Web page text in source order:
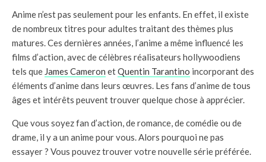
Anime n’est pas seulement pour les enfants. En effet, il existe
de nombreux titres pour adultes traitant des thèmes plus
matures. Ces dernières années, l’anime a même influencé les
films d’action, avec de célèbres réalisateurs hollywoodiens
tels que James Cameron etQuentin Tarantino incorporant des
éléments d’anime dans leurs œuvres. Les fans d’anime de tous
âges et intérêts peuvent trouver quelque chose à apprécier.
Que vous soyez fan d’action, de romance, de comédie ou de
drame, il y a un anime pour vous. Alors pourquoi ne pas
essayer ? Vous pouvez trouver votre nouvelle série préférée.